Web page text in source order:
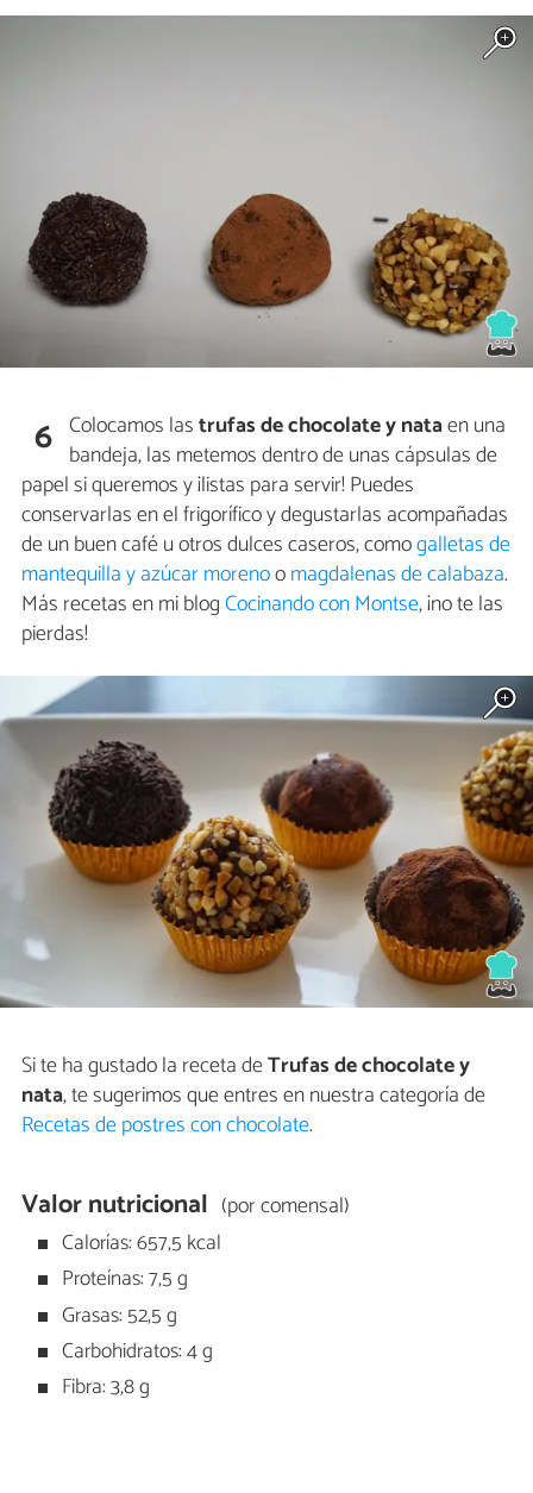
6 Colocamos lastrufas de chocolate y nataen una
bandeja, las metemos dentro de unas cápsulas de
papel si queremos y ¡listas para servir! Puedes
conservarlas en el frigorífico y degustarlas acompañadas
de un buen café u otros dulces caseros, comogalletas de
mantequilla y azúcar morenoomagdalenas de calabaza.
Más recetas en mi blogCocinando con Montse, ¡no te las
pierdas!
Si te ha gustado la receta deTrufas de chocolate y
nata, te sugerimos que entres en nuestra categoría de
Recetas de postres con chocolate.
Valor nutricional (por comensal)
Calorías: 657,5 kcal
Proteínas: 7,5 g
Grasas: 52,5 g
Carbohidratos: 4 g
Fibra: 3,8 g